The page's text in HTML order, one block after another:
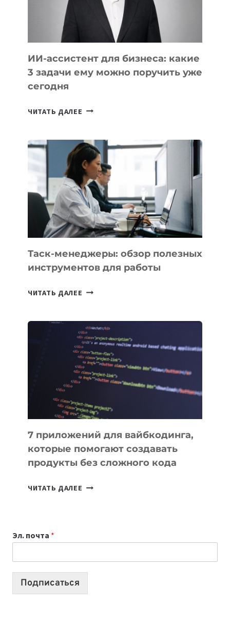
ТАДЖИКИСТАНА
ИИ-ассистент для бизнеса: какие
3 задачи ему можно поручить уже
сегодня
ЧИТАТЬ ДАЛЕЕ ИИ-
БИЗНЕСА:
КАКИЕ
3
ЗАДАЧИ
ЕМУ
МОЖНО
ПОРУЧИТЬ
УЖЕ
СЕГОДНЯ
Таск-менеджеры: обзор полезных
инструментов для работы
ЧИТАТЬ ДАЛЕЕ ТАСК-
ПОЛЕЗНЫХ
ИНСТРУМЕНТОВ
ДЛЯ
РАБОТЫ
7 приложений для вайбкодинга,
которые помогают создавать
продукты без сложного кода
ЧИТАТЬ ДАЛЕЕ
СОЗДАВАТЬ
ПРОДУКТЫ
Эл. почта *
Подписаться